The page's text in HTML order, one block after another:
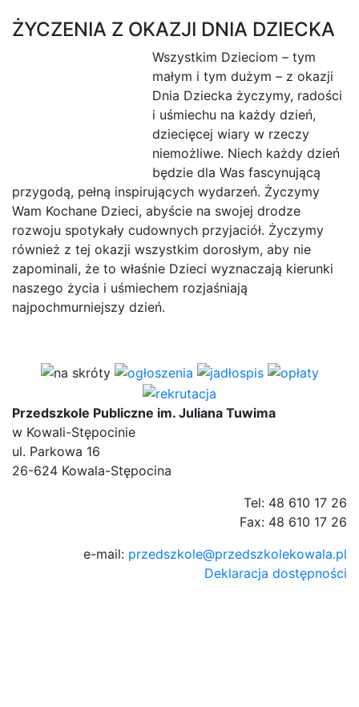
ŻYCZENIA Z OKAZJI DNIA DZIECKA
Wszystkim Dzieciom – tym
małym i tym dużym – z okazji
Dnia Dziecka życzymy, radości
i uśmiechu na każdy dzień,
dziecięcej wiary w rzeczy
niemożliwe. Niech każdy dzień
będzie dla Was fascynującą
przygodą, pełną inspirujących wydarzeń. Życzymy
Wam Kochane Dzieci, abyście na swojej drodze
rozwoju spotykały cudownych przyjaciół. Życzymy
również z tej okazji wszystkim dorosłym, aby nie
zapominali, że to właśnie Dzieci wyznaczają kierunki
naszego życia i uśmiechem rozjaśniają
najpochmurniejszy dzień.
Przedszkole Publiczne im. Juliana Tuwima
w Kowali-Stępocinie
ul. Parkowa 16
26-624 Kowala-Stępocina
Tel: 48 610 17 26
Fax: 48 610 17 26
e-mail: przedszkole@przedszkolekowala.pl
Deklaracja dostępności